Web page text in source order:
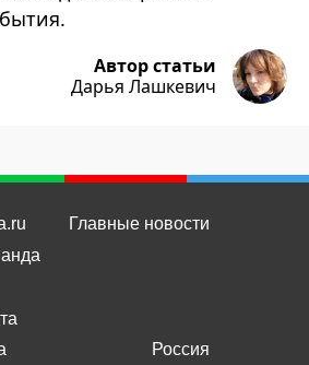
Автор статьи
Дарья Лашкевич
Главные новости
Россия